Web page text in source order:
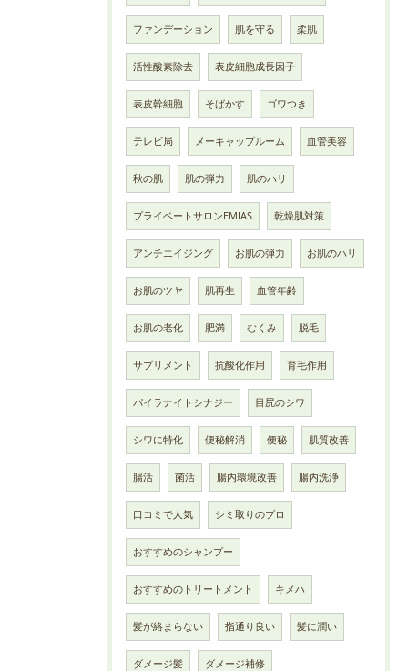
ファンデーション 肌を守る 柔肌
活性酸素除去 表皮細胞成長因子
表皮幹細胞 そばかす ゴワつき
テレビ局 メーキャップルーム 血管美容
秋の肌 肌の弾力 肌のハリ
プライベートサロンEMIAS 乾燥肌対策
アンチエイジング お肌の弾力 お肌のハリ
お肌のツヤ 肌再生 血管年齢
お肌の老化 肥満 むくみ 脱毛
サプリメント 抗酸化作用 育毛作用
パイラナイトシナジー 目尻のシワ
シワに特化 便秘解消 便秘 肌質改善
腸活 菌活 腸内環境改善 腸内洗浄
口コミで人気 シミ取りのプロ
おすすめのシャンプー
おすすめのトリートメント キメハ
髪が絡まらない 指通り良い 髪に潤い
ダメージ髪 ダメージ補修